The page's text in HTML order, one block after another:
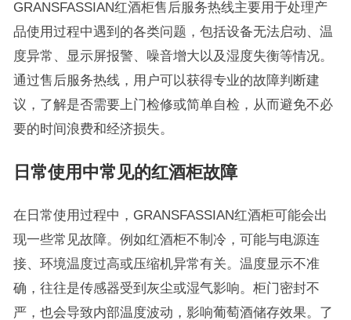
GRANSFASSIAN红酒柜售后服务热线主要用于处理产
品使用过程中遇到的各类问题，包括设备无法启动、温
度异常、显示屏报警、噪音增大以及湿度失衡等情况。
通过售后服务热线，用户可以获得专业的故障判断建
议，了解是否需要上门检修或简单自检，从而避免不必
要的时间浪费和经济损失。
日常使用中常见的红酒柜故障
在日常使用过程中，GRANSFASSIAN红酒柜可能会出
现一些常见故障。例如红酒柜不制冷，可能与电源连
接、环境温度过高或压缩机异常有关。温度显示不准
确，往往是传感器受到灰尘或湿气影响。柜门密封不
严，也会导致内部温度波动，影响葡萄酒储存效果。了